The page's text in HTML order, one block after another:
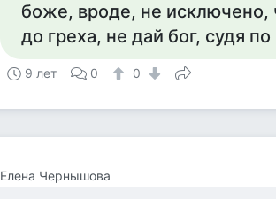
боже, вроде, не
до греха, не дай бог, судя
9 лет 0 0
Елена Чернышова